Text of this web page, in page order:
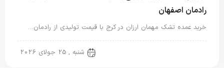
رادمان اصفهان
خرید عمده تشک مهمان ارزان در کرج با قیمت تولیدی از رادمان…
شنبه , 25 جولای 2026